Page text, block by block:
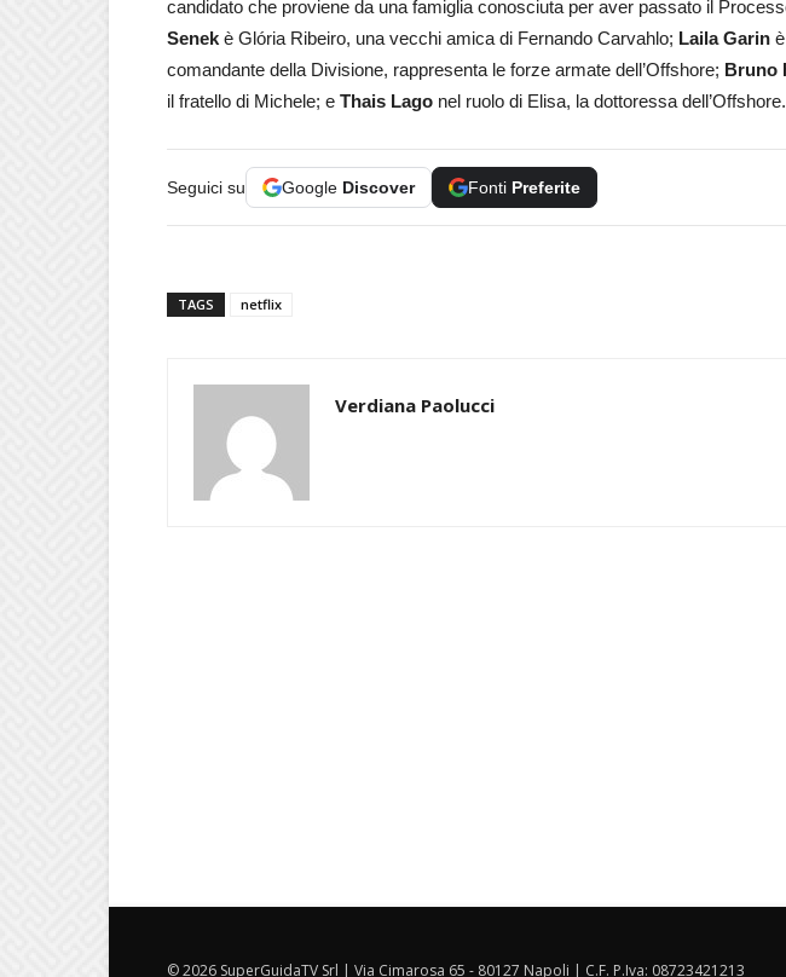
candidato che proviene da una famiglia conosciuta per aver passato il
Senek è Glória Ribeiro, una vecchi amica di Fernando Carvahlo; Laila Garin
comandante della Divisione, rappresenta le forze armate dell’Offshore; Bruno
il fratello di Michele; e Thais Lago nel ruolo di Elisa, la dottoressa dell’Offshore.
Seguici su Google Discover Fonti Preferite
TAGS netflix
Verdiana Paolucci
© 2026 SuperGuidaTV Srl | Via Cimarosa 65 - 80127 Napoli | C.F. P.Iva: 08723421213